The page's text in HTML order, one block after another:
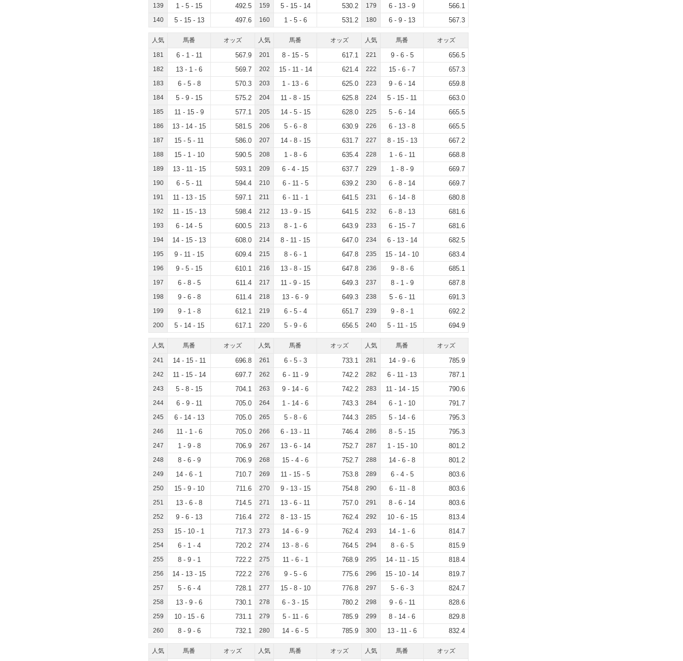
139 1 - 5 - 15 492.5
140 5 - 15 - 13 497.6
159 5 - 15 - 14 530.2
160 1 - 5 - 6 531.2
179 6 - 13 - 9 566.1
180 6 - 9 - 13 567.3
人気 馬番 オッズ
181 6 - 1 - 11 567.9
182 13 - 1 - 6 569.7
183 6 - 5 - 8 570.3
184 5 - 9 - 15 575.2
185 11 - 15 - 9 577.1
186 13 - 14 - 15 581.5
187 15 - 5 - 11 586.0
188 15 - 1 - 10 590.5
189 13 - 11 - 15 593.1
190 6 - 5 - 11 594.4
191 11 - 13 - 15 597.1
192 11 - 15 - 13 598.4
193 6 - 14 - 5 600.5
194 14 - 15 - 13 608.0
195 9 - 11 - 15 609.4
196 9 - 5 - 15 610.1
197 6 - 8 - 5 611.4
198 9 - 6 - 8 611.4
199 9 - 1 - 8 612.1
200 5 - 14 - 15 617.1
人気 馬番 オッズ
201 8 - 15 - 5 617.1
202 15 - 11 - 14 621.4
203 1 - 13 - 6 625.0
204 11 - 8 - 15 625.8
205 14 - 5 - 15 628.0
206 5 - 6 - 8 630.9
207 14 - 8 - 15 631.7
208 1 - 8 - 6 635.4
209 6 - 4 - 15 637.7
210 6 - 11 - 5 639.2
211 6 - 11 - 1 641.5
212 13 - 9 - 15 641.5
213 8 - 1 - 6 643.9
214 8 - 11 - 15 647.0
215 8 - 6 - 1 647.8
216 13 - 8 - 15 647.8
217 11 - 9 - 15 649.3
218 13 - 6 - 9 649.3
219 6 - 5 - 4 651.7
220 5 - 9 - 6 656.5
人気 馬番 オッズ
221 9 - 6 - 5 656.5
222 15 - 6 - 7 657.3
223 9 - 6 - 14 659.8
224 5 - 15 - 11 663.0
225 5 - 6 - 14 665.5
226 6 - 13 - 8 665.5
227 8 - 15 - 13 667.2
228 1 - 6 - 11 668.8
229 1 - 8 - 9 669.7
230 6 - 8 - 14 669.7
231 6 - 14 - 8 680.8
232 6 - 8 - 13 681.6
233 6 - 15 - 7 681.6
234 6 - 13 - 14 682.5
235 15 - 14 - 10 683.4
236 9 - 8 - 6 685.1
237 8 - 1 - 9 687.8
238 5 - 6 - 11 691.3
239 9 - 8 - 1 692.2
240 5 - 11 - 15 694.9
人気 馬番 オッズ
241 14 - 15 - 11 696.8
242 11 - 15 - 14 697.7
243 5 - 8 - 15 704.1
244 6 - 9 - 11 705.0
245 6 - 14 - 13 705.0
246 11 - 1 - 6 705.0
247 1 - 9 - 8 706.9
248 8 - 6 - 9 706.9
249 14 - 6 - 1 710.7
250 15 - 9 - 10 711.6
251 13 - 6 - 8 714.5
252 9 - 6 - 13 716.4
253 15 - 10 - 1 717.3
254 6 - 1 - 4 720.2
255 8 - 9 - 1 722.2
256 14 - 13 - 15 722.2
257 5 - 6 - 4 728.1
258 13 - 9 - 6 730.1
259 10 - 15 - 6 731.1
260 8 - 9 - 6 732.1
人気 馬番 オッズ
261 6 - 5 - 3 733.1
262 6 - 11 - 9 742.2
263 9 - 14 - 6 742.2
264 1 - 14 - 6 743.3
265 5 - 8 - 6 744.3
266 6 - 13 - 11 746.4
267 13 - 6 - 14 752.7
268 15 - 4 - 6 752.7
269 11 - 15 - 5 753.8
270 9 - 13 - 15 754.8
271 13 - 6 - 11 757.0
272 8 - 13 - 15 762.4
273 14 - 6 - 9 762.4
274 13 - 8 - 6 764.5
275 11 - 6 - 1 768.9
276 9 - 5 - 6 775.6
277 15 - 8 - 10 776.8
278 6 - 3 - 15 780.2
279 5 - 11 - 6 785.9
280 14 - 6 - 5 785.9
人気 馬番 オッズ
281 14 - 9 - 6 785.9
282 6 - 11 - 13 787.1
283 11 - 14 - 15 790.6
284 6 - 1 - 10 791.7
285 5 - 14 - 6 795.3
286 8 - 5 - 15 795.3
287 1 - 15 - 10 801.2
288 14 - 6 - 8 801.2
289 6 - 4 - 5 803.6
290 6 - 11 - 8 803.6
291 8 - 6 - 14 803.6
292 10 - 6 - 15 813.4
293 14 - 1 - 6 814.7
294 8 - 6 - 5 815.9
295 14 - 11 - 15 818.4
296 15 - 10 - 14 819.7
297 5 - 6 - 3 824.7
298 9 - 6 - 11 828.6
299 8 - 14 - 6 829.8
300 13 - 11 - 6 832.4
人気 馬番 オッズ 人気 馬番 オッズ 人気 馬番 オッズ